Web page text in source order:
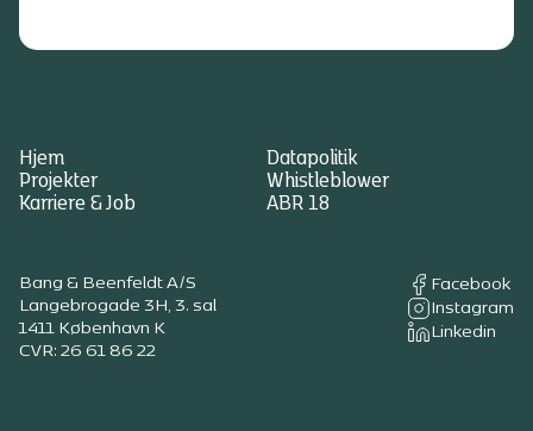
Hjem
Datapolitik
Projekter
Whistleblower
Karriere & Job
ABR 18
Bang & Beenfeldt A/S
Langebrogade 3H, 3. sal
1411 København K
CVR: 26 61 86 22
Facebook
Instagram
Linkedin